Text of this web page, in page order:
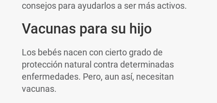
consejos para ayudarlos a ser más activos.
Vacunas para su hijo
Los bebés nacen con cierto grado de
protección natural contra determinadas
enfermedades. Pero, aun así, necesitan
vacunas.